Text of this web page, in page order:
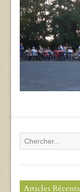
Articles Récents